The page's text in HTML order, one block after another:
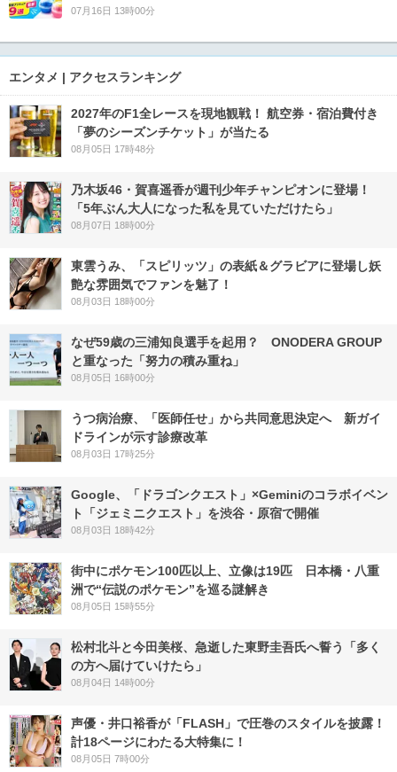
07月16日 13時00分
エンタメ | アクセスランキング
2027年のF1全レースを現地観戦！ 航空券・宿泊費付き
「夢のシーズンチケット」が当たる
08月05日 17時48分
乃木坂46・賀喜遥香が週刊少年チャンピオンに登場！
「5年ぶん大人になった私を見ていただけたら」
08月07日 18時00分
東雲うみ、「スピリッツ」の表紙＆グラビアに登場し妖
艶な雰囲気でファンを魅了！
08月03日 18時00分
なぜ59歳の三浦知良選手を起用？ ONODERA GROUP
と重なった「努力の積み重ね」
08月05日 16時00分
うつ病治療、「医師任せ」から共同意思決定へ 新ガイ
ドラインが示す診療改革
08月03日 17時25分
Google、「ドラゴンクエスト」×Geminiのコラボイベン
ト「ジェミニクエスト」を渋谷・原宿で開催
08月03日 18時42分
街中にポケモン100匹以上、立像は19匹 日本橋・八重
洲で“伝説のポケモン”を巡る謎解き
08月05日 15時55分
松村北斗と今田美桜、急逝した東野圭吾氏へ誓う「多く
の方へ届けていけたら」
08月04日 14時00分
声優・井口裕香が「FLASH」で圧巻のスタイルを披露！
計18ページにわたる大特集に！
08月05日 7時00分